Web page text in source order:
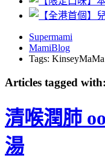
Supermami
MamiBlog
Tags: KinseyMaMa
Articles tagged
清喉潤肺
湯